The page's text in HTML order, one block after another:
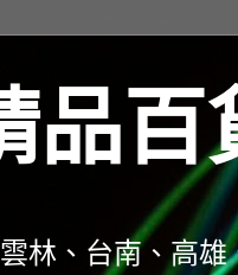
品百
林、台南、高